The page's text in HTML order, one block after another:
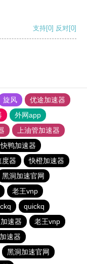
支持[0] 反对[0]
旋风
优途加速器
外网app
上油管加速器
快鸭加速器
度器
快橙加速器
黑洞加速官网
老王vnp
quickq
速器
老王vnp
速器
黑洞加速官网